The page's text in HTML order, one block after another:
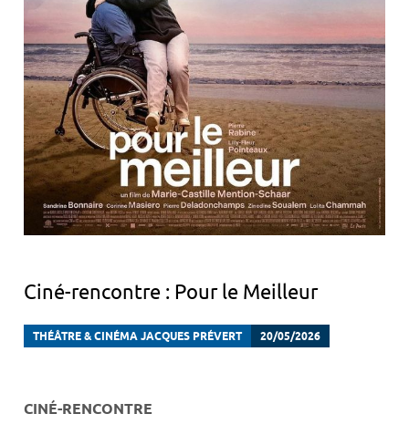
Ciné-rencontre : Pour le Meilleur
THÉÂTRE & CINÉMA JACQUES PRÉVERT 20/05/2026
CINÉ-RENCONTRE